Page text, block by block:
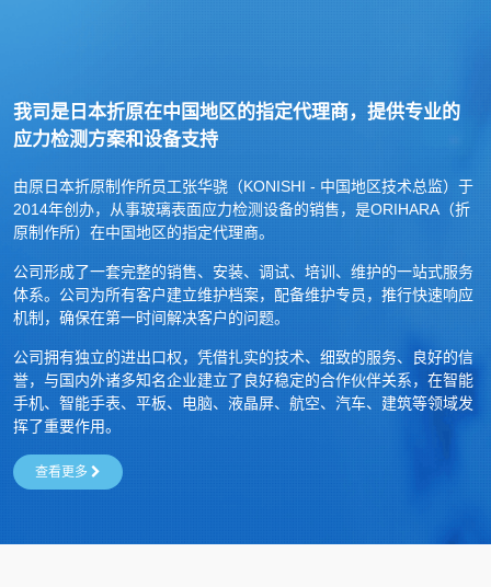
我司是日本折原在中国地区的指定代理商，提供专业的
应力检测方案和设备支持
由原日本折原制作所员工张华骁（KONISHI - 中国地区技术总监）于
2014年创办，从事玻璃表面应力检测设备的销售，是ORIHARA（折
原制作所）在中国地区的指定代理商。
公司形成了一套完整的销售、安装、调试、培训、维护的一站式服务
体系。公司为所有客户建立维护档案，配备维护专员，推行快速响应
机制，确保在第一时间解决客户的问题。
公司拥有独立的进出口权，凭借扎实的技术、细致的服务、良好的信
誉，与国内外诸多知名企业建立了良好稳定的合作伙伴关系，在智能
手机、智能手表、平板、电脑、液晶屏、航空、汽车、建筑等领域发
挥了重要作用。
查看更多